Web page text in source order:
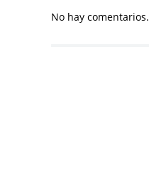
No hay comentarios.